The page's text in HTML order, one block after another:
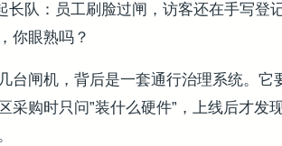
队：员工刷脸过闸，访客还在手写登
你眼熟吗？
闸机，背后是一套通行治理系统。它
购时只问”装什么硬件”，上线后才发